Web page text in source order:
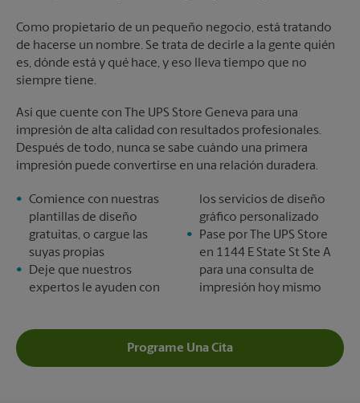
Como propietario de un pequeño negocio, está tratando
de hacerse un nombre. Se trata de decirle a la gente quién
es, dónde está y qué hace, y eso lleva tiempo que no
siempre tiene.
Así que cuente con The UPS Store Geneva para una
impresión de alta calidad con resultados profesionales.
Después de todo, nunca se sabe cuándo una primera
impresión puede convertirse en una relación duradera.
Comience con nuestras
plantillas de diseño
gratuitas, o cargue las
suyas propias
Deje que nuestros
expertos le ayuden con
los servicios de diseño
gráfico personalizado
Pase por The UPS Store
en 1144 E State St Ste A
para una consulta de
impresión hoy mismo
Programe Una Cita